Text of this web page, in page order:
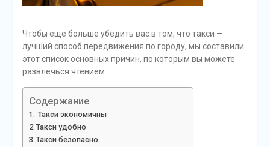
Чтобы еще больше убедить вас в том, что такси —
лучший способ передвижения по городу, мы составили
этот список основных причин, по которым вы можете
развлечься чтением:
Содержание
Такси экономичны
Такси удобно
Такси безопасно